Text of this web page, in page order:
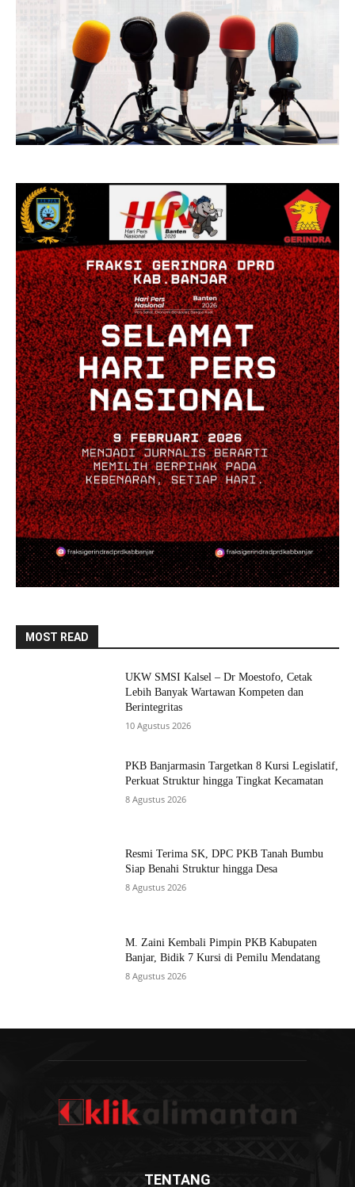
MOST READ
UKW SMSI Kalsel – Dr Moestofo, Cetak
Lebih Banyak Wartawan Kompeten dan
Berintegritas
10 Agustus 2026
PKB Banjarmasin Targetkan 8 Kursi Legislatif,
Perkuat Struktur hingga Tingkat Kecamatan
8 Agustus 2026
Resmi Terima SK, DPC PKB Tanah Bumbu
Siap Benahi Struktur hingga Desa
8 Agustus 2026
M. Zaini Kembali Pimpin PKB Kabupaten
Banjar, Bidik 7 Kursi di Pemilu Mendatang
8 Agustus 2026
TENTANG